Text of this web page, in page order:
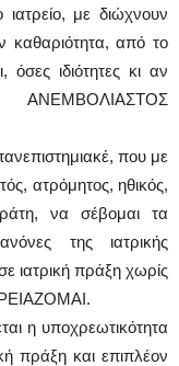
με διώχνουν
από το
όσες ιδιότητες κι αν
ΑΝΕΜΒΟΛΙΑΣΤΟΣ
που με
ατρόμητος, ηθικός,
να σέβομαι τα
της ιατρικής
ιατρική πράξη χωρίς
η υποχρεωτικότητα
πράξη και επιπλέον